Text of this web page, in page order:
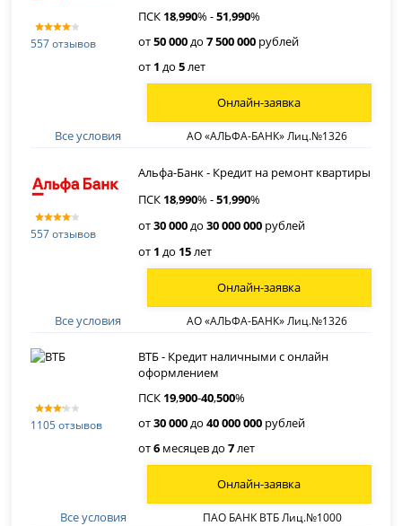
557 отзывов
ПСК 18,990% -51,990%
от50 000до7 500 000 рублей
от 1 до5лет
Все условия АО «АЛЬФА-БАНК» Лиц.№1326
Онлайн-заявка
557 отзывов
Альфа-Банк - Кредит на ремонт квартиры
ПСК 18,990% -51,990%
от30 000до30 000 000 рублей
от 1 до 15 лет
Все условия АО «АЛЬФА-БАНК» Лиц.№1326
Онлайн-заявка
1105 отзывов
ВТБ - Кредит наличными с онлайн
оформлением
ПСК 19,900-40,500%
от30 000до40 000 000 рублей
от6 месяцев до7лет
Все условия ПАО БАНК ВТБ Лиц.№1000
Онлайн-заявка